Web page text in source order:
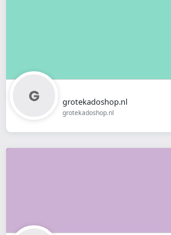
grotekadoshop.nl
grotekadoshop.nl